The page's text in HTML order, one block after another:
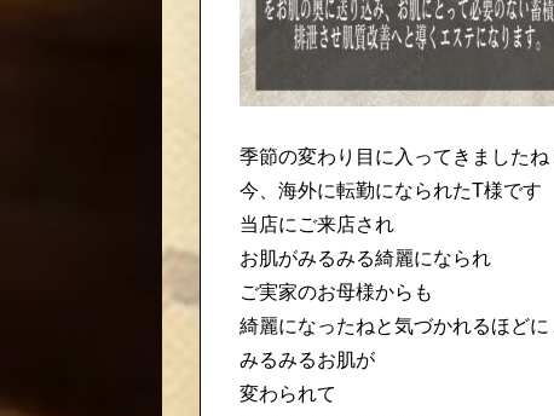
季節の変わり目に入ってきましたね
今、海外に転勤になられたT様です
当店にご来店され
お肌がみるみる綺麗になられ
ご実家のお母様からも
綺麗になったね︎と気づかれるほどに
みるみるお肌が
変わられて